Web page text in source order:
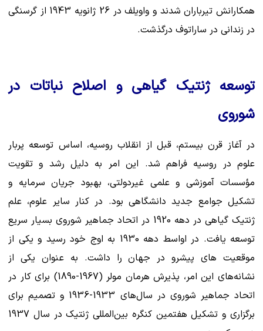
همکارانش تیرباران شدند و واویلف در 26 ژانویه 1943 از گرسنگی
در زندانی در ساراتوف درگذشت.
توسعه ژنتیک گیاهی و اصلاح نباتات در
شوروی
در آغاز قرن بیستم، قبل از انقلاب روسیه، اساس توسعه پربار
علوم در روسیه فراهم شد. این امر به دلیل رشد و تقویت
مؤسسات آموزشی و علمی غیردولتی، بهبود جریان سرمایه و
تشکیل جوامع جدید دانشگاهی بود. در کنار سایر علوم، علم
ژنتیک گیاهی در دهه 1920 در اتحاد جماهیر شوروی بسیار سریع
توسعه یافت. در اواسط دهه 1930 به اوج خود رسید و یکی از
موقعیت های پیشرو در جهان را داشت. به عنوان یکی از
نشانه‌های این امر، پذیرش هرمان مولر (1967-1890) برای کار در
اتحاد جماهیر شوروی در سال‌های 1933-1936 و تصمیم برای
برگزاری و تشکیل هفتمین کنگره بین‌المللی ژنتیک در سال 1937